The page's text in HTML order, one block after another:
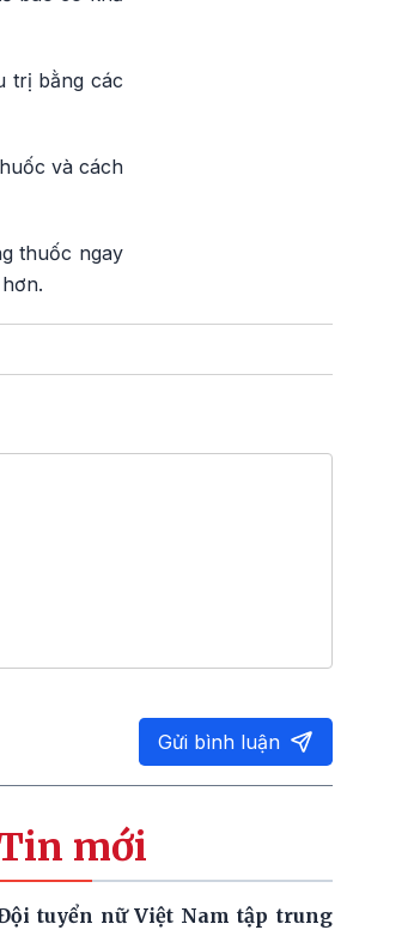
trị bằng các
và cách
thuốc ngay
Gửi bình luận
mới
tuyển nữ Việt Nam tập trung